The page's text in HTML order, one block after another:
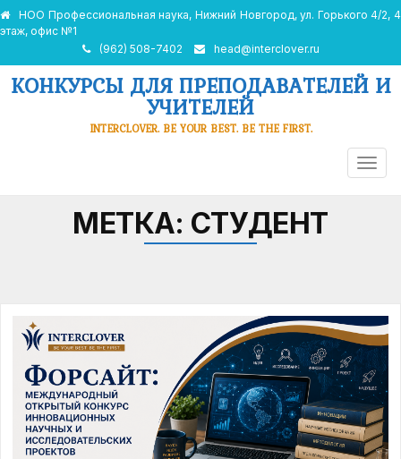
НОО Профессиональная наука, Нижний Новгород, ул. Горького 4/2, 4
этаж, офис №1
(962) 508-7402
head@interclover.ru
КОНКУРСЫ ДЛЯ ПРЕПОДАВАТЕЛЕЙ И
УЧИТЕЛЕЙ
INTERCLOVER. BE YOUR BEST. BE THE FIRST.
МЕТКА: СТУДЕНТ